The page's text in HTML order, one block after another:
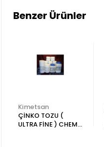
Benzer Ürünler
Kimetsan
ÇİNKO TOZU (
ULTRA FİNE ) CHEM